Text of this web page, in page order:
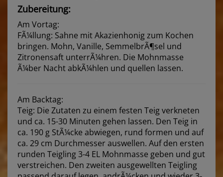
Zubereitung:
Am Vortag:
FÃ¼llung: Sahne mit Akazienhonig zum Kochen
bringen. Mohn, Vanille, SemmelbrÃ¶sel und
Zitronensaft unterrÃ¼hren. Die Mohnmasse
Ã¼ber Nacht abkÃ¼hlen und quellen lassen.
Am Backtag:
Teig: Die Zutaten zu einem festen Teig verkneten
und ca. 15-30 Minuten gehen lassen. Den Teig in
ca. 190 g StÃ¼cke abwiegen, rund formen und auf
ca. 29 cm Durchmesser auswellen. Auf den ersten
runden Teigling 3-4 EL Mohnmasse geben und gut
verstreichen. Den zweiten ausgewellten Teigling